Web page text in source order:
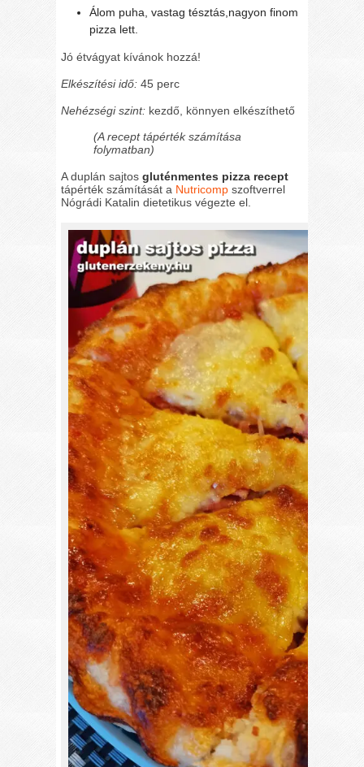
Álom puha, vastag tésztás,nagyon finom
pizza lett.
Jó étvágyat kívánok hozzá!
Elkészítési idő: 45 perc
Nehézségi szint: kezdő, könnyen elkészíthető
(A recept tápérték számítása
folymatban)
A duplán sajtosgluténmentes pizza recept
tápérték számítását a Nutricomp szoftverrel
Nógrádi Katalin dietetikus végezte el.